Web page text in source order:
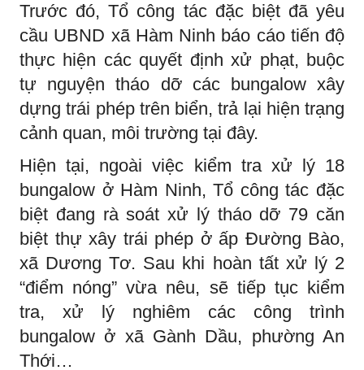
Trước đó, Tổ công tác đặc biệt đã yêu
cầu UBND xã Hàm Ninh báo cáo tiến độ
thực hiện các quyết định xử phạt, buộc
tự nguyện tháo dỡ các bungalow xây
dựng trái phép trên biển, trả lại hiện trạng
cảnh quan, môi trường tại đây.
Hiện tại, ngoài việc kiểm tra xử lý 18
bungalow ở Hàm Ninh, Tổ công tác đặc
biệt đang rà soát xử lý tháo dỡ 79 căn
biệt thự xây trái phép ở ấp Đường Bào,
xã Dương Tơ. Sau khi hoàn tất xử lý 2
“điểm nóng” vừa nêu, sẽ tiếp tục kiểm
tra, xử lý nghiêm các công trình
bungalow ở xã Gành Dầu, phường An
Thới…